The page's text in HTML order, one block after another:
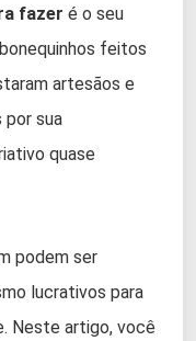
fazer é o seu
feitos
artesãos e
por sua
quase
podem ser
lucrativos para
Neste artigo, você